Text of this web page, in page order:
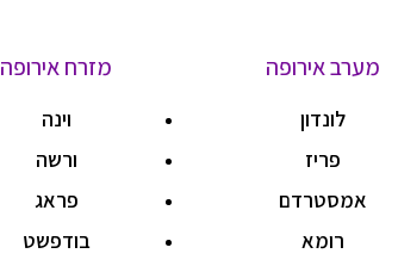
מערב אירופה
לונדון
פריז
אמסטרדם
רומא
מזרח אירופה
וינה
ורשה
פראג
בודפשט